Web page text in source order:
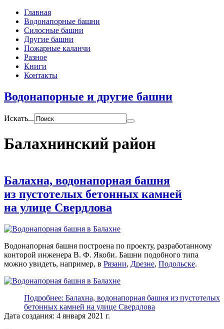
Главная
Водонапорные башни
Силосные башни
Другие башни
Пожарные каланчи
Разное
Книги
Контакты
Водонапорные и другие башни
Искать...
Балахнинский район
Балахна, водонапорная башня
из пустотелых бетонных камней
на улице Свердлова
Водонапорная башня построена по проекту, разработанному
конторой инженера В. Ф. Якоби. Башни подобного типа
можно увидеть, например, в Рязани, Дрезне, Подольске.
Подробнее: Балахна, водонапорная башня из пустотелых
бетонных камней на улице Свердлова
Дата создания: 4 января 2021 г.